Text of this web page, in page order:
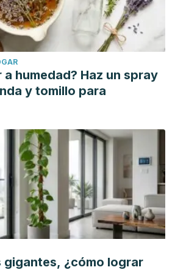
humedad? Haz un spray
y tomillo para
gigantes, ¿cómo lograr